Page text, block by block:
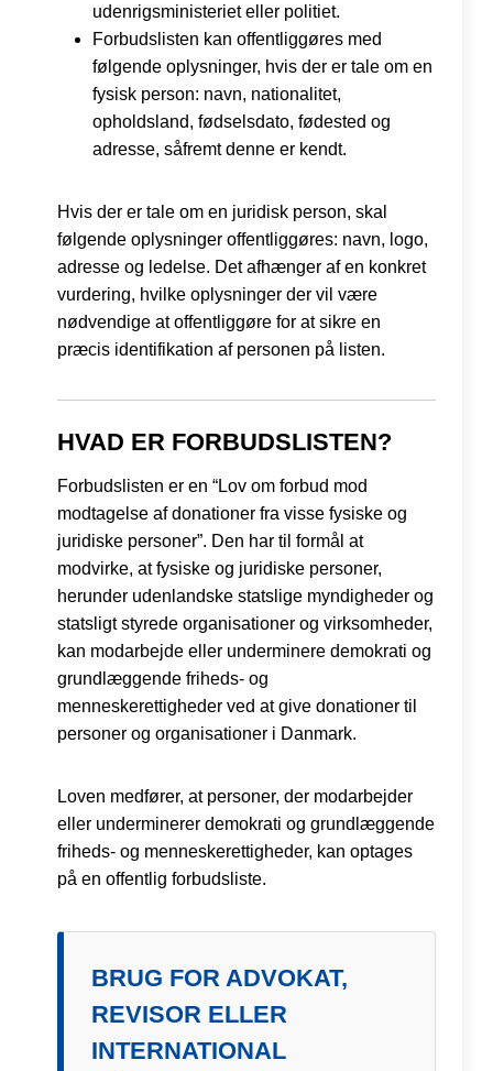
udenrigsministeriet eller politiet.
Forbudslisten kan offentliggøres med
følgende oplysninger, hvis der er tale om en
fysisk person: navn, nationalitet,
opholdsland, fødselsdato, fødested og
adresse, såfremt denne er kendt.
Hvis der er tale om en juridisk person, skal
følgende oplysninger offentliggøres: navn, logo,
adresse og ledelse. Det afhænger af en konkret
vurdering, hvilke oplysninger der vil være
nødvendige at offentliggøre for at sikre en
præcis identifikation af personen på listen.
HVAD ER FORBUDSLISTEN?
Forbudslisten er en “Lov om forbud mod
modtagelse af donationer fra visse fysiske og
juridiske personer”. Den har til formål at
modvirke, at fysiske og juridiske personer,
herunder udenlandske statslige myndigheder og
statsligt styrede organisationer og virksomheder,
kan modarbejde eller underminere demokrati og
grundlæggende friheds- og
menneskerettigheder ved at give donationer til
personer og organisationer i Danmark.
Loven medfører, at personer, der modarbejder
eller underminerer demokrati og grundlæggende
friheds- og menneskerettigheder, kan optages
på en offentlig forbudsliste.
BRUG FOR ADVOKAT,
REVISOR ELLER
INTERNATIONAL